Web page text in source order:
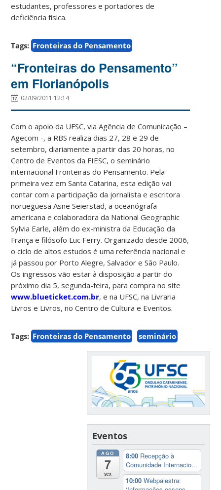
estudantes, professores e portadores de
deficiência física.
Tags: Fronteiras do Pensamento
“Fronteiras do Pensamento”
em Florianópolis
02/09/2011 12:14
Com o apoio da UFSC, via Agência de Comunicação –
Agecom -, a RBS realiza dias 27, 28 e 29 de
setembro, diariamente a partir das 20 horas, no
Centro de Eventos da FIESC, o seminário
internacional Fronteiras do Pensamento. Pela
primeira vez em Santa Catarina, esta edição vai
contar com a participação da jornalista e escritora
norueguesa Asne Seierstad, a oceanógrafa
americana e colaboradora da National Geographic
Sylvia Earle, além do ex-ministra da Educação da
França e filósofo Luc Ferry. Organizado desde 2006,
o ciclo de altos estudos é uma referência nacional e
já passou por Porto Alegre, Salvador e São Paulo.
Os ingressos vão estar à disposição a partir do
próximo dia 5, segunda-feira, para compra no site
www.blueticket.com.br, e na UFSC, na Livraria
Livros e Livros, no Centro de Cultura e Eventos.
Tags: Fronteiras do Pensamento seminário
Eventos
AGO
7
sex
8:00 Recepção à
Comunidade Internacio...
10:00Webpalestra: